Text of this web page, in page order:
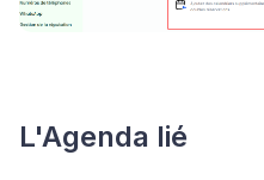
L'Agenda lié